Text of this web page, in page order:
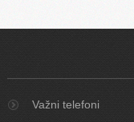
Važni telefoni